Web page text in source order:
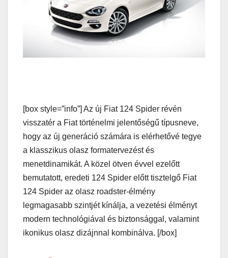
[box style=”info”] Az új Fiat 124 Spider révén
visszatér a Fiat történelmi jelentőségű típusneve,
hogy az új generáció számára is elérhetővé tegye
a klasszikus olasz formatervezést és
menetdinamikát. A közel ötven évvel ezelőtt
bemutatott, eredeti 124 Spider előtt tisztelgő Fiat
124 Spider az olasz roadster-élmény
legmagasabb szintjét kínálja, a vezetési élményt
modern technológiával és biztonsággal, valamint
ikonikus olasz dizájnnal kombinálva. [/box]